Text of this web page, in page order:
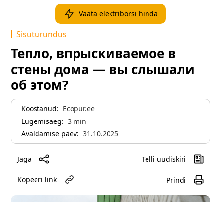
Vaata elektribörsi hinda
Sisuturundus
Тепло, впрыскиваемое в
стены дома — вы слышали
об этом?
Koostanud: Ecopur.ee
Lugemisaeg: 3 min
Avaldamise päev: 31.10.2025
Jaga Telli uudiskiri
Prindi
Kopeeri link